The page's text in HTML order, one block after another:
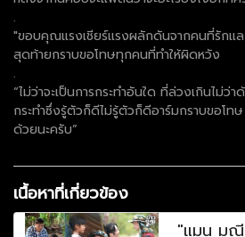
.
"ขอบคุณแรงเชียร์แรงผลักดันจากคนที่รักแล
สุดท้ายกราบขอโทษทุกคนที่ทำให้ผิดหวัง
.
“ไม่ว่าจะเป็นการกระทำอันใด ที่ล่วงเกินไม่ว่
กระทำซึ่งรู้ตัวก็ดีไม่รู้ตัวก็ดีอาร์มกราบขอโท
ด้วยนะครับ”
เนื้อหาที่เกี่ยวข้อง
"แมน ม